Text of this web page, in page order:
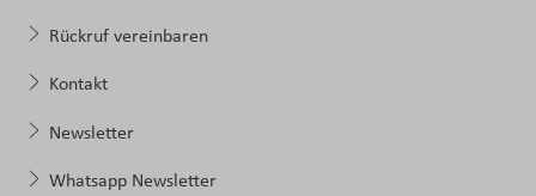
Rückruf vereinbaren
Kontakt
Newsletter
Whatsapp Newsletter